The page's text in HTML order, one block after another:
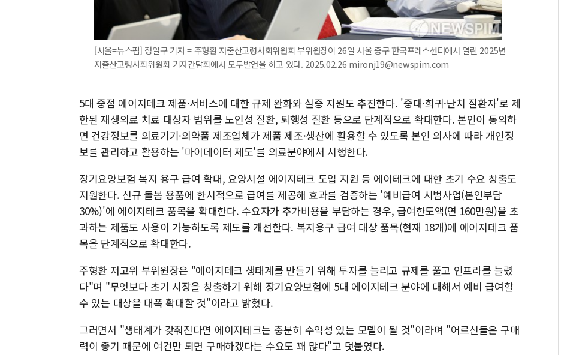
[서울=뉴스핌] 정일구 기자 = 주형환 저출산고령사회위원회 부위원장이 26일 서울 중구 한국프레스센터에서 열린 2025년
저출산고령사회위원회 기자간담회에서 모두발언을 하고 있다. 2025.02.26 mironj19@newspim.com
5대 중점 에이지테크 제품·서비스에 대한 규제 완화와 실증 지원도 추진한다. '중대·희귀·난치 질환자'로 제
한된 재생의료 치료 대상자 범위를 노인성 질환, 퇴행성 질환 등으로 단계적으로 확대한다. 본인이 동의하
면 건강정보를 의료기기·의약품 제조업체가 제품 제조·생산에 활용할 수 있도록 본인 의사에 따라 개인정
보를 관리하고 활용하는 '마이데이터 제도'를 의료분야에서 시행한다.
장기요양보험 복지 용구 급여 확대, 요양시설 에이지테크 도입 지원 등 에이테크에 대한 초기 수요 창출도
지원한다. 신규 돌봄 용품에 한시적으로 급여를 제공해 효과를 검증하는 '예비급여 시범사업(본인부담
30%)'에 에이지테크 품목을 확대한다. 수요자가 추가비용을 부담하는 경우, 급여한도액(연 160만원)을 초
과하는 제품도 사용이 가능하도록 제도를 개선한다. 복지용구 급여 대상 품목(현재 18개)에 에이지테크 품
목을 단계적으로 확대한다.
주형환 저고위 부위원장은 "에이지테크 생태계를 만들기 위해 투자를 늘리고 규제를 풀고 인프라를 늘렸
다"며 "무엇보다 초기 시장을 창출하기 위해 장기요양보험에 5대 에이지테크 분야에 대해서 예비 급여할
수 있는 대상을 대폭 확대할 것"이라고 밝혔다.
그러면서 "생태계가 갖춰진다면 에이지테크는 충분히 수익성 있는 모델이 될 것"이라며 "어르신들은 구매
력이 좋기 때문에 여건만 되면 구매하겠다는 수요도 꽤 많다"고 덧붙였다.